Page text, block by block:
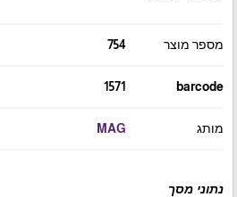
מספר מוצר 754
barcode
1571
מותג MAG
נתוני מסך